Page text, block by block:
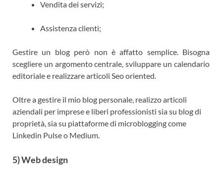
Vendita dei servizi;
Assistenza clienti;
Gestire un blog però non è affatto semplice. Bisogna
scegliere un argomento centrale, sviluppare un calendario
editoriale e realizzare articoli Seo oriented.
Oltre a gestire il mio blog personale, realizzo articoli
aziendali per imprese e liberi professionisti sia su blog di
proprietà, sia su piattaforme di microblogging come
Linkedin Pulse o Medium.
5) Web design